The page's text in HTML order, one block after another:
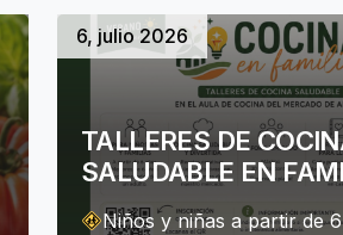
6, julio 2026
TALLERES DE
SALUDABLE EN
Niños y niñas a partir de